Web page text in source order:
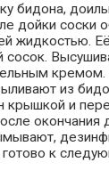
бидона,
дойки соски
жидкостью. Её
сосок.
из
крышкой и
окончания
к